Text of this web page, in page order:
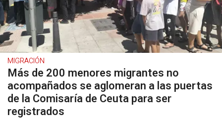
MIGRACIÓN
Más de 200 menores migrantes no
acompañados se aglomeran a las puertas
de la Comisaría de Ceuta para ser
registrados